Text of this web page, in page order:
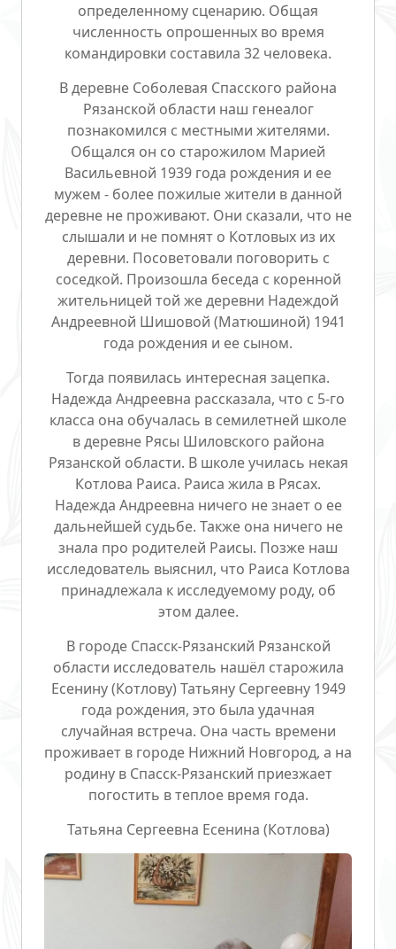
определенному сценарию. Общая
численность опрошенных во время
командировки составила 32 человека.
В деревне Соболевая Спасского района
Рязанской области наш генеалог
познакомился с местными жителями.
Общался он со старожилом Марией
Васильевной 1939 года рождения и ее
мужем - более пожилые жители в данной
деревне не проживают. Они сказали, что не
слышали и не помнят о Котловых из их
деревни. Посоветовали поговорить с
соседкой. Произошла беседа с коренной
жительницей той же деревни Надеждой
Андреевной Шишовой (Матюшиной) 1941
года рождения и ее сыном.
Тогда появилась интересная зацепка.
Надежда Андреевна рассказала, что с 5-го
класса она обучалась в семилетней школе
в деревне Рясы Шиловского района
Рязанской области. В школе училась некая
Котлова Раиса. Раиса жила в Рясах.
Надежда Андреевна ничего не знает о ее
дальнейшей судьбе. Также она ничего не
знала про родителей Раисы. Позже наш
исследователь выяснил, что Раиса Котлова
принадлежала к исследуемому роду, об
этом далее.
В городе Спасск-Рязанский Рязанской
области исследователь нашёл старожила
Есенину (Котлову) Татьяну Сергеевну1949
года рождения, это была удачная
случайная встреча. Она часть времени
проживает в городе Нижний Новгород, а на
родину в Спасск-Рязанский приезжает
погостить в теплое время года.
Татьяна Сергеевна Есенина (Котлова)